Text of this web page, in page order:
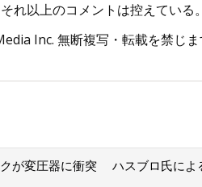
れ以上のコメントは控えている。
Inc. 無断複写・転載を禁じ
が変圧器に衝突
ハスブロ氏によ